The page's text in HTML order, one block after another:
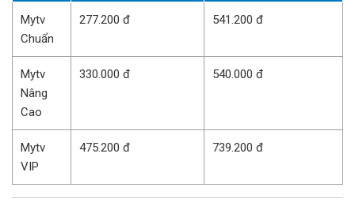
Mytv
Chuẩn
277.200 đ 541.200 đ
Mytv
Nâng
Cao
330.000 đ 540.000 đ
Mytv
VIP
475.200 đ 739.200 đ